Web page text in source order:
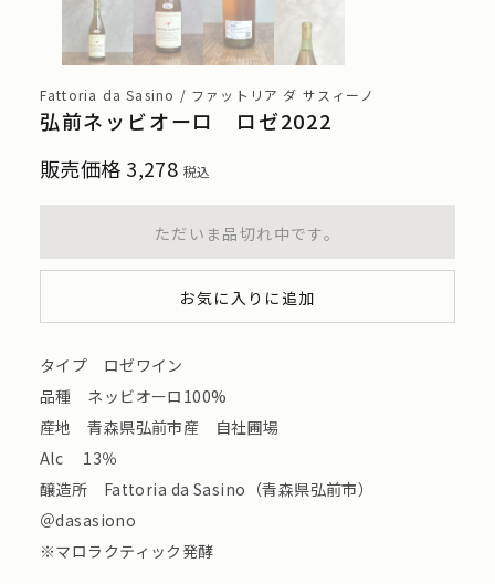
Fattoria da Sasino / ファットリア ダ サスィーノ
弘前ネッビオーロ ロゼ2022
販売価格 3,278 税込
ただいま品切れ中です。
お気に入りに追加
タイプ ロゼワイン
品種 ネッビオーロ100%
産地 青森県弘前市産 自社圃場
Alc 13％
醸造所 Fattoria da Sasino（青森県弘前市）
＠dasasiono
※マロラクティック発酵